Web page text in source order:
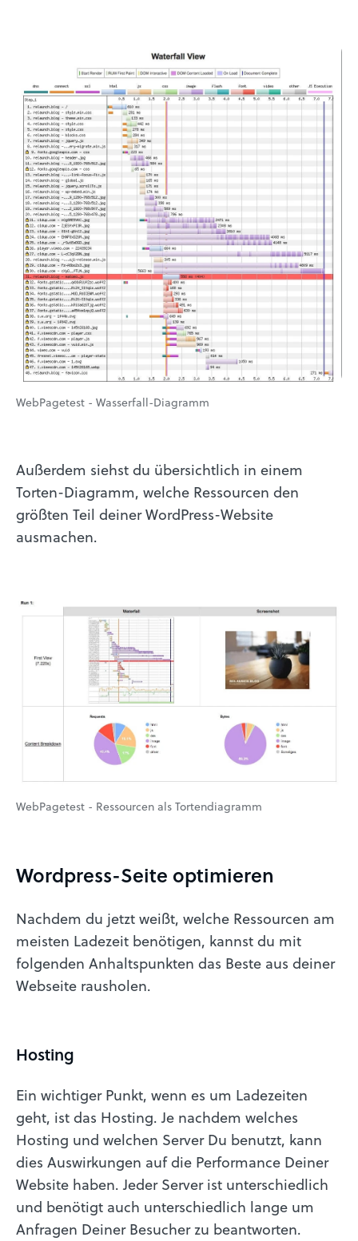
WebPagetest - Wasserfall-Diagramm
Außerdem siehst du übersichtlich in einem
Torten-Diagramm, welche Ressourcen den
größten Teil deiner WordPress-Website
ausmachen.
WebPagetest - Ressourcen als Tortendiagramm
Wordpress-Seite optimieren
Nachdem du jetzt weißt, welche Ressourcen am
meisten Ladezeit benötigen, kannst du mit
folgenden Anhaltspunkten das Beste aus deiner
Webseite rausholen.
Hosting
Ein wichtiger Punkt, wenn es um Ladezeiten
geht, ist das Hosting. Je nachdem welches
Hosting und welchen Server Du benutzt, kann
dies Auswirkungen auf die Performance Deiner
Website haben. Jeder Server ist unterschiedlich
und benötigt auch unterschiedlich lange um
Anfragen Deiner Besucher zu beantworten.